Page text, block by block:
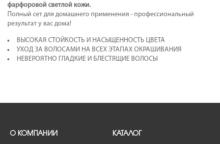
фарфоровой светлой кожи.
Полный сет для домашнего применения - профессиональный
результат у вас дома!
ВЫСОКАЯ СТОЙКОСТЬ И НАСЫЩЕННОСТЬ ЦВЕТА
УХОД ЗА ВОЛОСАМИ НА ВСЕХ ЭТАПАХ ОКРАШИВАНИЯ
НЕВЕРОЯТНО ГЛАДКИЕ И БЛЕСТЯЩИЕ ВОЛОСЫ
О КОМПАНИИ КАТАЛОГ